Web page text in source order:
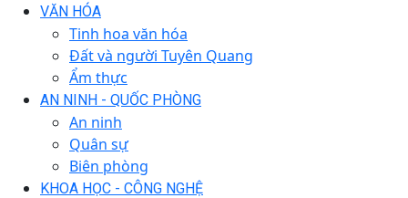
VĂN HÓA
Tinh hoa văn hóa
Đất và người Tuyên Quang
Ẩm thực
AN NINH - QUỐC PHÒNG
An ninh
Quân sự
Biên phòng
KHOA HỌC - CÔNG NGHỆ